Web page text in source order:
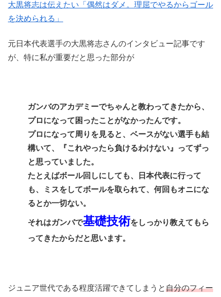
大黒将志は伝えたい「偶然はダメ。理屈でやるからゴール
を決められる」
元日本代表選手の大黒将志さんのインタビュー記事です
が、特に私が重要だと思った部分が
ガンバのアカデミーでちゃんと教わってきたから、
プロになって困ったことがなかったんです。
プロになって周りを見ると、ベースがない選手も結
構いて、『これやったら負けるわけない』ってずっ
と思っていました。
たとえばボール回しにしても、日本代表に行って
も、ミスをしてボールを取られて、何回もオニにな
るとか一切ない。
それはガンバで基礎技術をしっかり教えてもら
ってきたからだと思います。
ジュニア世代である程度活躍できてしまうと自分のフィー